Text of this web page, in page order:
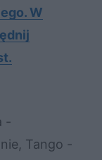
W
-
, Tango -